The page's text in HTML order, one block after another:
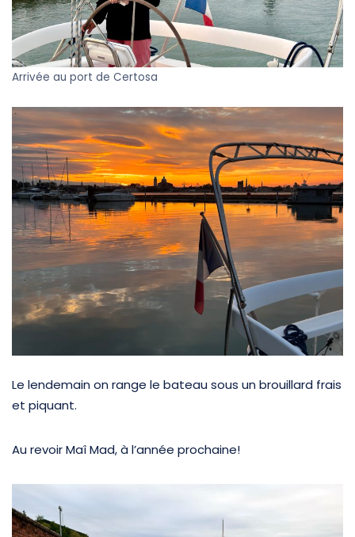
Arrivée au port de Certosa
Le lendemain on range le bateau sous un brouillard frais
et piquant.
Au revoir Maî Mad, à l’année prochaine!